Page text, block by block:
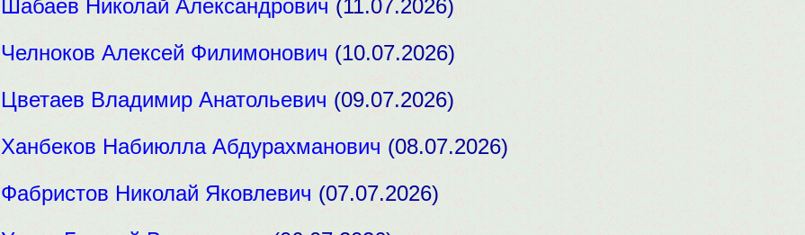
Шабаев Николай Александрович (11.07.2026)
Челноков Алексей Филимонович (10.07.2026)
Цветаев Владимир Анатольевич (09.07.2026)
Ханбеков Набиюлла Абдурахманович (08.07.2026)
Фабристов Николай Яковлевич (07.07.2026)